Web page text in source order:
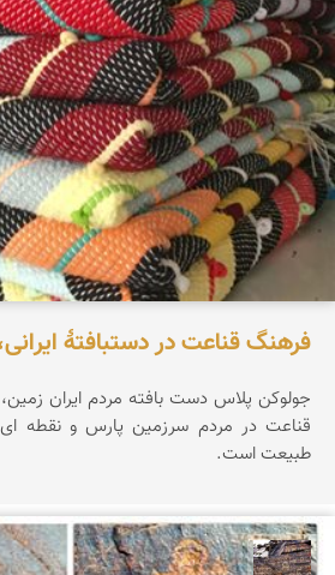
فرهنگ قناعت در دستبافتهٔ
جولوکن پلاس دست بافته مردم ایران
قناعت در مردم سرزمین پارس و نقطه
طبیعت است.
محمد ناصری فرد